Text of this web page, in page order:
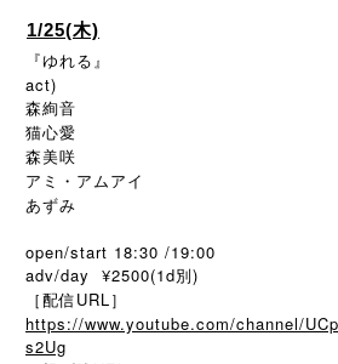
1/25(木)
『ゆれる』
act)
森絢音
猫心愛
森美咲
アミ・アムアイ
あずみ
open/start 18:30 /19:00
adv/day ¥2500(1d別)
［配信URL］
https://www.youtube.com/channel/
s2Ug